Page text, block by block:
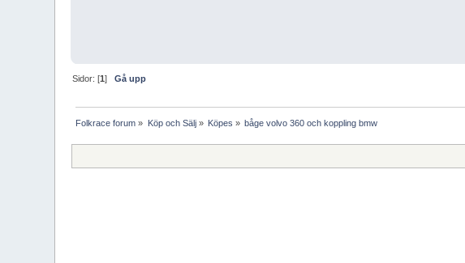
Sidor: [1]Gå upp
Folkrace forum » Köp och Sälj» Köpes » båge volvo 360 och koppling bmw